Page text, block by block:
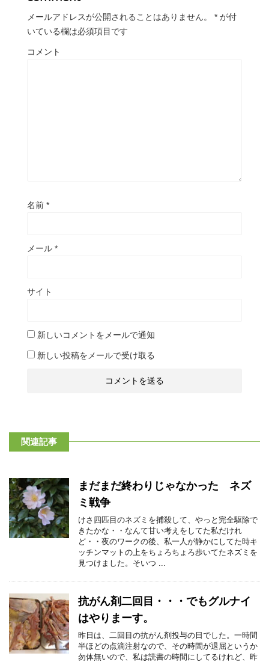
メールアドレスが公開されることはありません。 * が付
いている欄は必須項目です
コメント
名前 *
メール *
サイト
新しいコメントをメールで通知
新しい投稿をメールで受け取る
関連記事
まだまだ終わりじゃなかった ネズ
ミ戦争
けさ四匹目のネズミを捕殺して、やっと完全駆除で
きたかな・・なんて甘い考えをしてた私だけれ
ど・・夜のワークの後、私一人が静かにしてた時キ
ッチンマットの上をちょろちょろ歩いてたネズミを
見つけました。そいつ ...
抗がん剤二回目・・・でもグルナイ
はやりまーす。
昨日は、二回目の抗がん剤投与の日でした。一時間
半ほどの点滴注射なので、その時間が退屈というか
勿体無いので、私は読書の時間にしてるけれど、昨